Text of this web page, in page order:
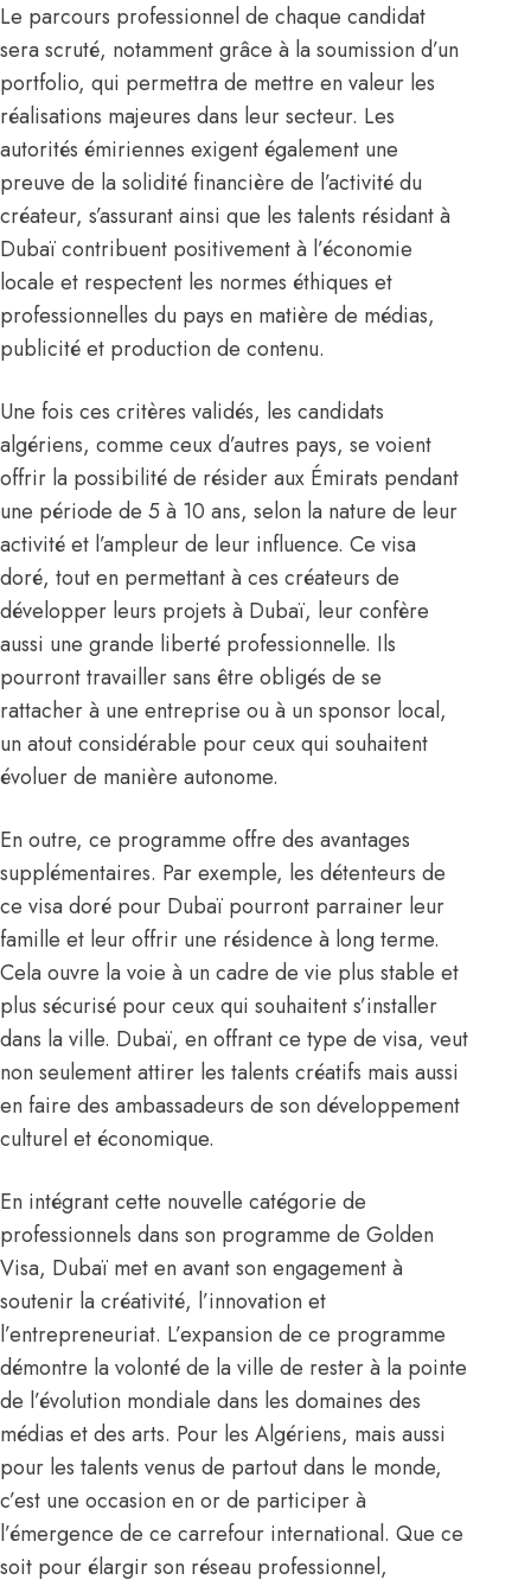
Le parcours professionnel de chaque candidat
sera scruté, notamment grâce à la soumission d’un
portfolio, qui permettra de mettre en valeur les
réalisations majeures dans leur secteur. Les
autorités émiriennes exigent également une
preuve de la solidité financière de l’activité du
créateur, s’assurant ainsi que les talents résidant à
Dubaï contribuent positivement à l’économie
locale et respectent les normes éthiques et
professionnelles du pays en matière de médias,
publicité et production de contenu.
Une fois ces critères validés, les candidats
algériens, comme ceux d’autres pays, se voient
offrir la possibilité de résider aux Émirats pendant
une période de 5 à 10 ans, selon la nature de leur
activité et l’ampleur de leur influence. Ce visa
doré, tout en permettant à ces créateurs de
développer leurs projets à Dubaï, leur confère
aussi une grande liberté professionnelle. Ils
pourront travailler sans être obligés de se
rattacher à une entreprise ou à un sponsor local,
un atout considérable pour ceux qui souhaitent
évoluer de manière autonome.
En outre, ce programme offre des avantages
supplémentaires. Par exemple, les détenteurs de
ce visa doré pour Dubaï pourront parrainer leur
famille et leur offrir une résidence à long terme.
Cela ouvre la voie à un cadre de vie plus stable et
plus sécurisé pour ceux qui souhaitent s’installer
dans la ville. Dubaï, en offrant ce type de visa, veut
non seulement attirer les talents créatifs mais aussi
en faire des ambassadeurs de son développement
culturel et économique.
En intégrant cette nouvelle catégorie de
professionnels dans son programme de Golden
Visa, Dubaï met en avant son engagement à
soutenir la créativité, l’innovation et
l’entrepreneuriat. L’expansion de ce programme
démontre la volonté de la ville de rester à la pointe
de l’évolution mondiale dans les domaines des
médias et des arts. Pour les Algériens, mais aussi
pour les talents venus de partout dans le monde,
c’est une occasion en or de participer à
l’émergence de ce carrefour international. Que ce
soit pour élargir son réseau professionnel,